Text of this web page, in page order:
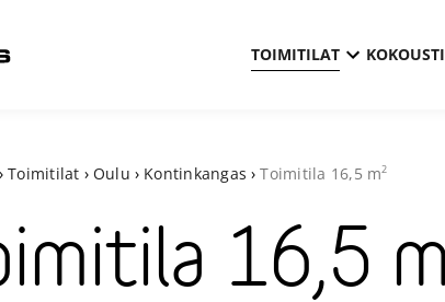
TOIMITILAT
› Toimitilat › Oulu › Kontinkangas › Toimitila 16,5 m2
16,5 m